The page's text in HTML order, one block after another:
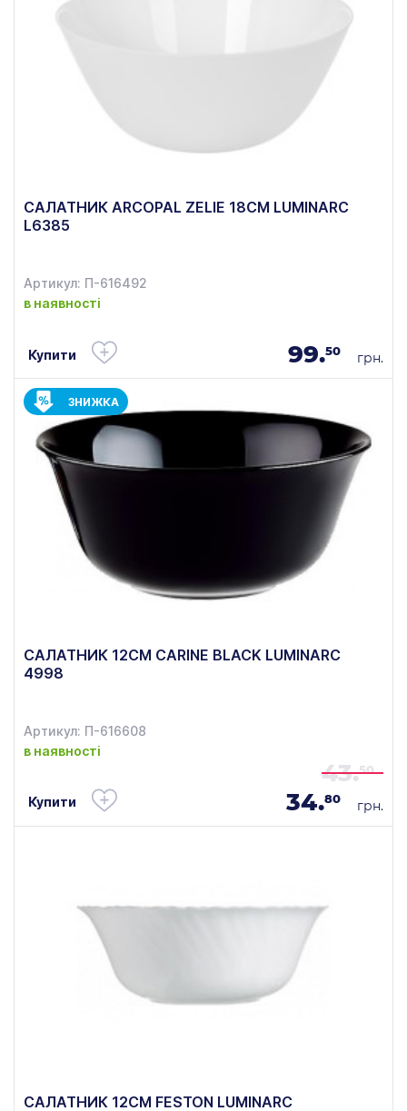
САЛАТНИК ARCOPAL ZELIE 18СМ LUMINARC
L6385
Артикул: П-616492
в наявності
Купити 99.50 грн.
ЗНИЖКА
САЛАТНИК 12СМ CARINE BLACK LUMINARC
4998
Артикул: П-616608
в наявності
43.50
Купити 34.80 грн.
САЛАТНИК 12СМ FESTON LUMINARC